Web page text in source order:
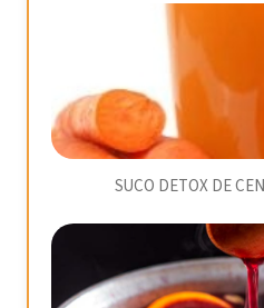
SUCO DETOX DE